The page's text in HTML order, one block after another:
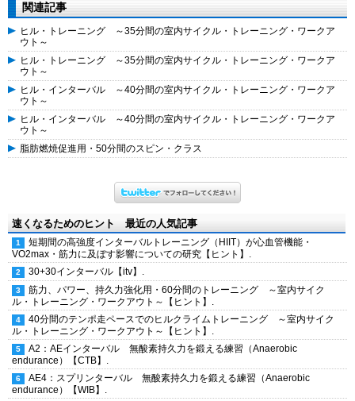
関連記事
ヒル・トレーニング ～35分間の室内サイクル・トレーニング・ワークア
ウト～
ヒル・トレーニング ～35分間の室内サイクル・トレーニング・ワークア
ウト～
ヒル・インターバル ～40分間の室内サイクル・トレーニング・ワークア
ウト～
ヒル・インターバル ～40分間の室内サイクル・トレーニング・ワークア
ウト～
脂肪燃焼促進用・50分間のスピン・クラス
速くなるためのヒント 最近の人気記事
短期間の高強度インターバルトレーニング（HIIT）が心血管機能・
VO2max・筋力に及ぼす影響についての研究【ヒント】.
30+30インターバル【itv】.
筋力、パワー、持久力強化用・60分間のトレーニング ～室内サイク
ル・トレーニング・ワークアウト～【ヒント】.
40分間のテンポ走ペースでのヒルクライムトレーニング ～室内サイク
ル・トレーニング・ワークアウト～【ヒント】.
A2：AEインターバル 無酸素持久力を鍛える練習（Anaerobic
endurance）【CTB】.
AE4：スプリンターバル 無酸素持久力を鍛える練習（Anaerobic
endurance）【WIB】.